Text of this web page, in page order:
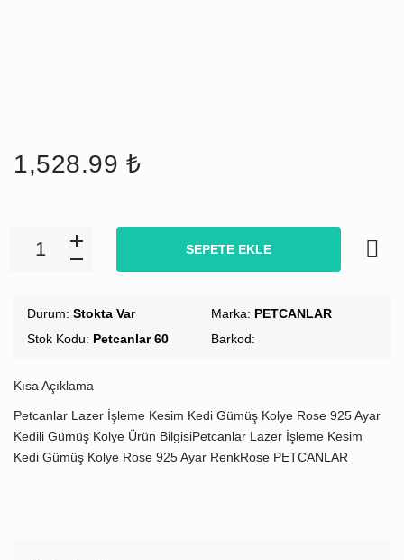
1,528.99 ₺
Durum: Stokta Var
Stok Kodu: Petcanlar 60
Marka: PETCANLAR
Barkod:
Kısa Açıklama
Petcanlar Lazer İşleme Kesim Kedi Gümüş Kolye Rose 925 Ayar
Kedili Gümüş Kolye Ürün BilgisiPetcanlar Lazer İşleme Kesim
Kedi Gümüş Kolye Rose 925 Ayar RenkRose PETCANLAR
SEPETE EKLE